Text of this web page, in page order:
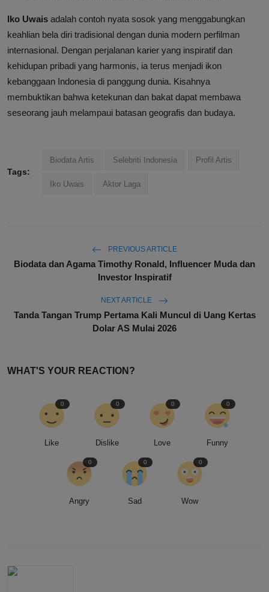
Iko Uwais adalah contoh nyata sosok yang menggabungkan
keahlian bela diri tradisional dengan dunia modern perfilman
internasional. Dengan perjalanan karier yang inspiratif dan
kehidupan pribadi yang harmonis, ia terus menjadi ikon
kebanggaan Indonesia di panggung dunia. Kisahnya
membuktikan bahwa ketekunan dan bakat dapat membawa
seseorang jauh melampaui batasan geografis dan budaya.
Tags:
Biodata Artis Selebriti Indonesia Profil Artis
Iko Uwais Aktor Laga
PREVIOUS ARTICLE
Biodata dan Agama Timothy Ronald, Influencer Muda dan
Investor Inspiratif
NEXT ARTICLE
Tanda Tangan Trump Pertama Kali Muncul di Uang Kertas
Dolar AS Mulai 2026
WHAT'S YOUR REACTION?
Like
0
Dislike
0
Love
0
Funny
0
Angry
0
Sad
0
Wow
0